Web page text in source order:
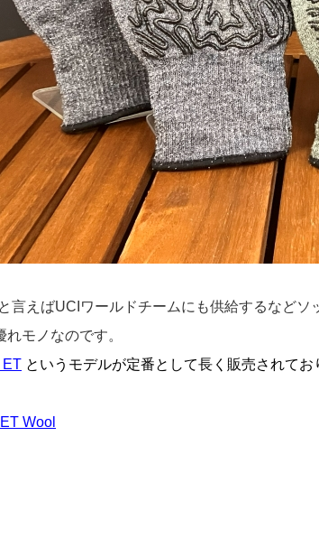
言えばUCIワールドチームにも供給するなど
れモノなのです。
ET というモデルが定番として長く販売されてお
Wool